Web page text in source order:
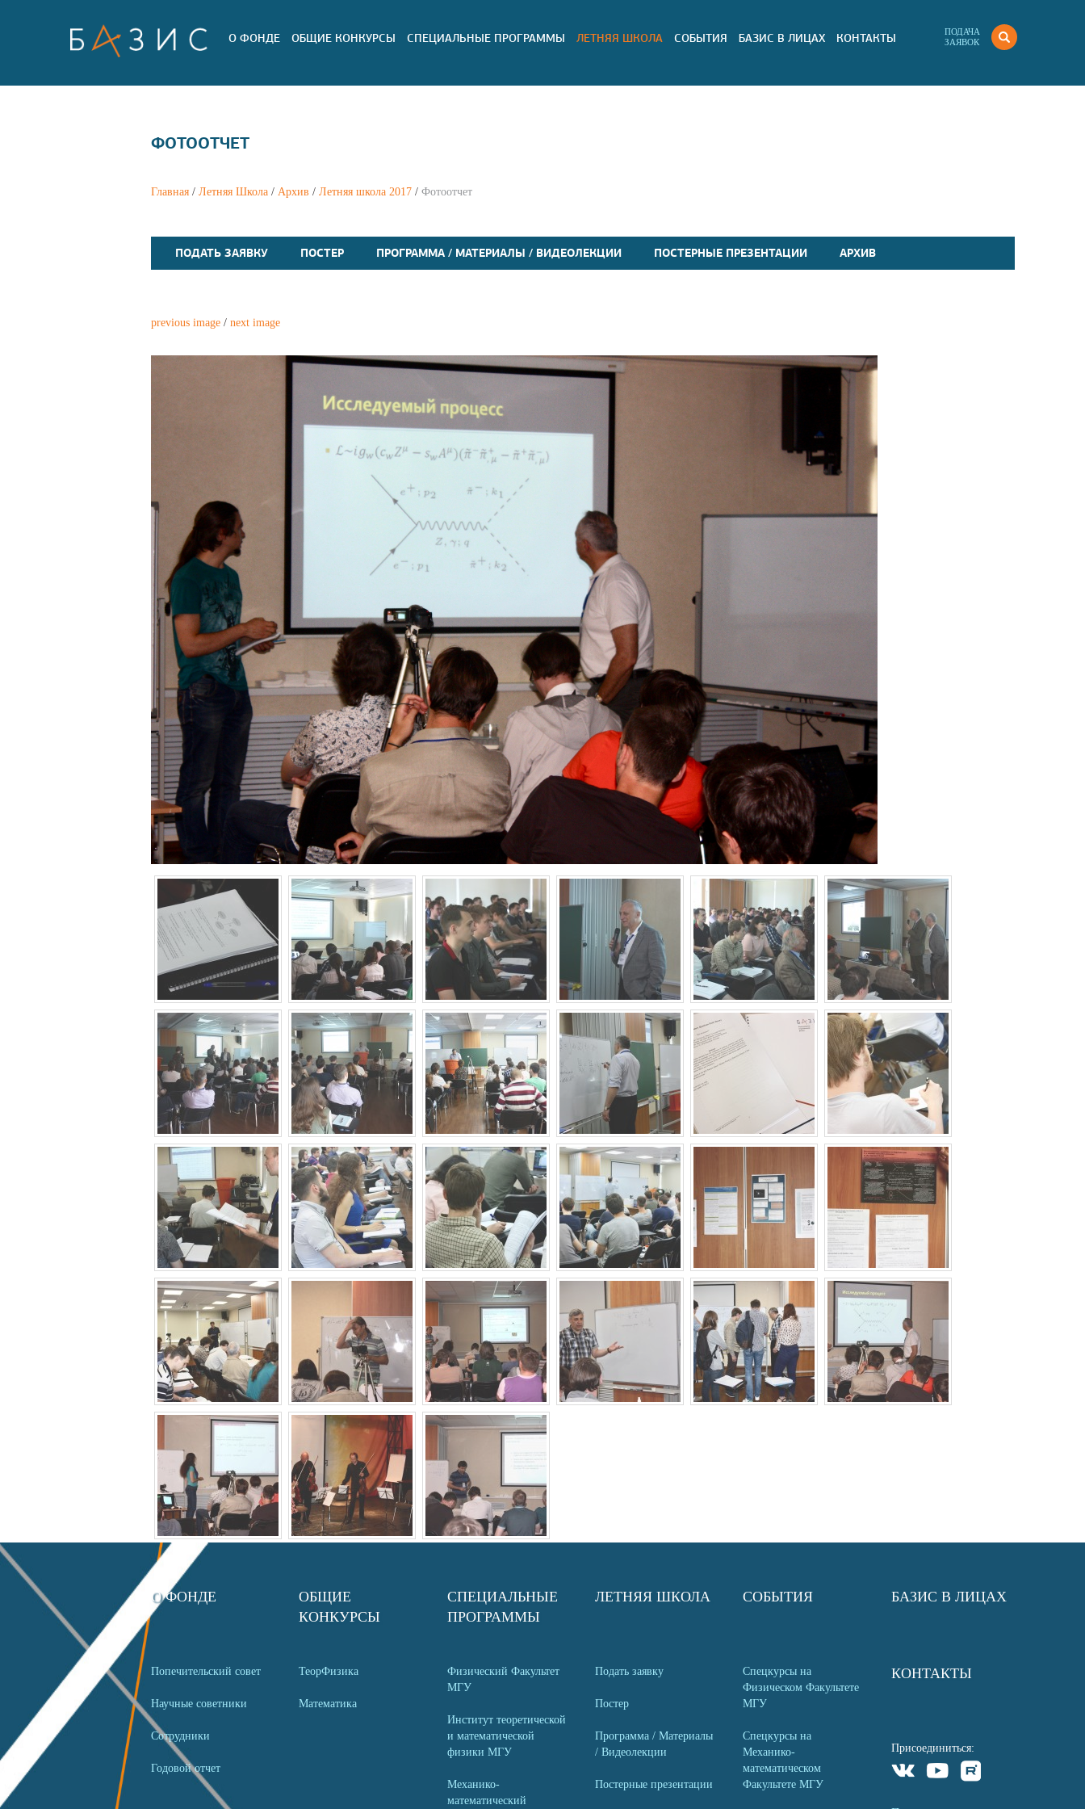
ПОДАЧА
ЗАЯВОК
О ФОНДЕ ОБЩИЕ КОНКУРСЫ СПЕЦИАЛЬНЫЕ ПРОГРАММЫ ЛЕТНЯЯ ШКОЛА СОБЫТИЯ БАЗИС В ЛИЦАХ КОНТАКТЫ
ФОТООТЧЕТ
Главная / Летняя Школа / Архив / Летняя школа 2017 / Фотоотчет
ПОДАТЬ ЗАЯВКУ ПОСТЕР ПРОГРАММА / МАТЕРИАЛЫ / ВИДЕОЛЕКЦИИ ПОСТЕРНЫЕ ПРЕЗЕНТАЦИИ АРХИВ
previous image / next image
О ФОНДЕ
Попечительский совет
Научные советники
Сотрудники
Годовой отчет
ОБЩИЕ
КОНКУРСЫ
ТеорФизика
Математика
СПЕЦИАЛЬНЫЕ
ПРОГРАММЫ
Физический Факультет
МГУ
Институт теоретической
и математической
физики МГУ
Механико-
математический
ЛЕТНЯЯ ШКОЛА
Подать заявку
Постер
Программа / Материалы
/ Видеолекции
Постерные презентации
СОБЫТИЯ
Спецкурсы на
Физическом Факультете
МГУ
Спецкурсы на
Механико-
математическом
Факультете МГУ
БАЗИС В ЛИЦАХ
КОНТАКТЫ
Присоединиться: